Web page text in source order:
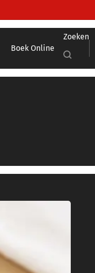
Boek Online
Zoeken